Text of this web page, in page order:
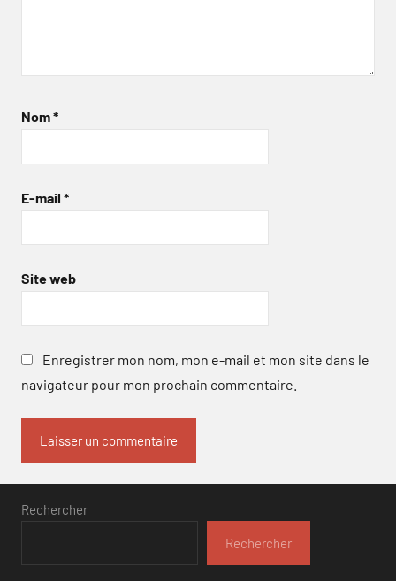
Nom*
E-mail *
Site web
Enregistrer mon nom, mon e-mail et mon site dans le
navigateur pour mon prochain commentaire.
Rechercher
Rechercher